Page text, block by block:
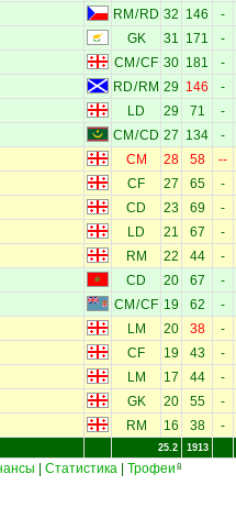
RM / RD 32 146 -
GK 31 171 -
CM /CF 30 181 -
RD/ RM 29 146 -
LD 29 71 -
CM /CD 27 134 -
CM 28 58 --
CF 27 65 -
CD 23 69 -
LD 21 67 -
RM 22 44 -
CD 20 67 -
CM /CF 19 62 -
LM 20 38 -
CF 19 43 -
LM 17 44 -
GK 20 55 -
RM 16 38 -
25.2 1913
Статистика Трофеи 8